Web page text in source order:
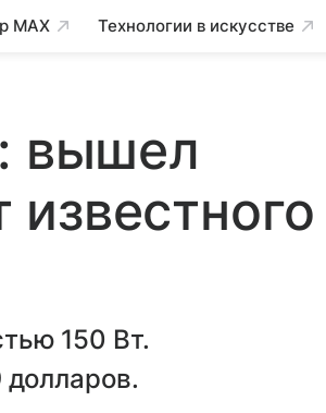
MAX Технологии в искусстве
вышел
150 Вт.